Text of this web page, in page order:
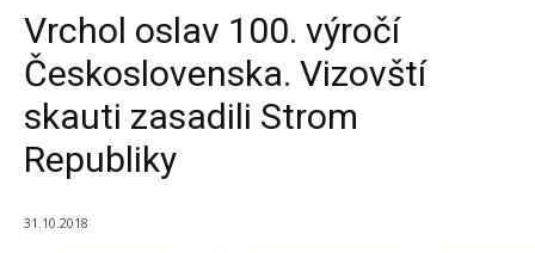
Vrchol oslav 100. výročí
Československa. Vizovští
skauti zasadili Strom
Republiky
31.10.2018